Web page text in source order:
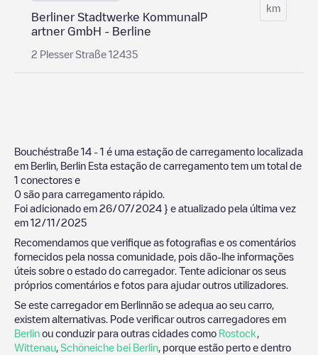
Berliner Stadtwerke KommunalP
artner GmbH - Berline
2 Plesser Straße 12435
km
Bouchéstraße 14 - 1 é uma estação de carregamento localizada
em Berlin Berlin Esta estação de carregamento tem um total de
1 conectores e
0 são para carregamento rápido.
Foi adicionado em 26/07/2024 } e atualizado pela última vez
em 12/11/2025
Recomendamos que verifique as fotografias e os comentários
fornecidos pela nossa comunidade, pois dão-lhe informações
úteis sobre o estado do carregador. Tente adicionar os seus
próprios comentários e fotos para ajudar outros utilizadores.
Se este carregador em Berlinnão se adequa ao seu carro,
existem alternativas. Pode verificar outros carregadores em
Berlin ou conduzir para outras cidades como Rostock
Wittenau Schöneiche bei Berlin , porque estão perto e dentro